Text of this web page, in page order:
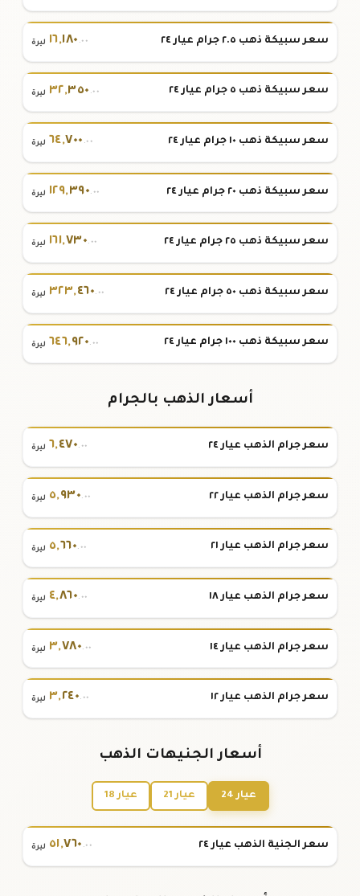
سعر سبيكة ذهب ٢.٥ جرام عيار ٢٤ ١٦,١٨٠ .٠٠ ليرة
سعر سبيكة ذهب ٥ جرام عيار ٢٤ ٣٢,٣٥٠ .٠٠ ليرة
سعر سبيكة ذهب ١٠ جرام عيار ٢٤ ٦٤,٧٠٠ .٠٠ ليرة
سعر سبيكة ذهب ٢٠ جرام عيار ٢٤ ١٢٩,٣٩٠.٠٠ ليرة
سعر سبيكة ذهب ٢٥ جرام عيار ٢٤ ١٦١,٧٣٠.٠٠ ليرة
سعر سبيكة ذهب ٥٠ جرام عيار ٢٤ ٣٢٣,٤٦٠.٠٠ ليرة
سعر سبيكة ذهب ١٠٠ جرام عيار ٢٤ ٦٤٦,٩٢٠.٠٠ ليرة
أسعار الذهب بالجرام
سعر جرام الذهب عيار ٢٤ ٦,٤٧٠.٠٠ ليرة
سعر جرام الذهب عيار ٢٢ ٥,٩٣٠.٠٠ ليرة
سعر جرام الذهب عيار ٢١ ٥,٦٦٠.٠٠ ليرة
سعر جرام الذهب عيار ١٨ ٤,٨٦٠.٠٠ ليرة
سعر جرام الذهب عيار ١٤ ٣,٧٨٠.٠٠ ليرة
سعر جرام الذهب عيار ١٢ ٣,٢٤٠.٠٠ ليرة
أسعار الجنيهات الذهب
عيار 24 عيار 21 عيار 18
سعر الجنية الذهب عيار ٢٤ ٥١,٧٦٠ .٠٠ ليرة